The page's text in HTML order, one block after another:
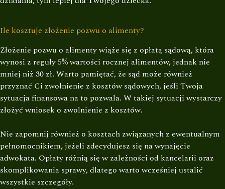
Ile kosztuje złożenie pozwu o alimenty?
Złożenie pozwu o alimenty wiąże się z opłatą sądową, która
wynosi z reguły 5% wartości rocznej alimentów, jednak nie
mniej niż 30 zł. Warto pamiętać, że sąd może również
przyznać Ci zwolnienie z kosztów sądowych, jeśli Twoja
sytuacja finansowa na to pozwala. W takiej sytuacji wystarczy
złożyć wniosek o zwolnienie z kosztów.
Nie zapomnij również o kosztach związanych z ewentualnym
pełnomocnikiem, jeżeli zdecydujesz się na wynajęcie
adwokata. Opłaty różnią się w zależności od kancelarii oraz
skomplikowania sprawy, dlatego warto wcześniej ustalić
wszystkie szczegóły.